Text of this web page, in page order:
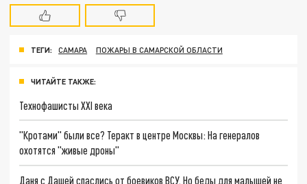
ТЕГИ: САМАРА ПОЖАРЫ В САМАРСКОЙ ОБЛАСТИ
ЧИТАЙТЕ ТАКЖЕ:
Технофашисты XXI века
"Кротами" были все? Теракт в центре Москвы: На генералов
охотятся "живые дроны"
Даня с Дашей спаслись от боевиков ВСУ. Но беды для малышей не